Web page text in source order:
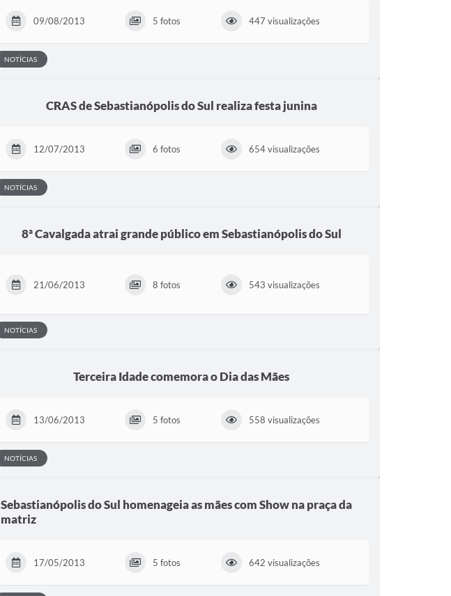
09/08/2013 5 fotos 447 visualizações
NOTÍCIAS
CRAS de Sebastianópolis do Sul realiza festa junina
12/07/2013 6 fotos 654 visualizações
NOTÍCIAS
8ª Cavalgada atrai grande público em Sebastianópolis do Sul
21/06/2013 8 fotos 543 visualizações
NOTÍCIAS
Terceira Idade comemora o Dia das Mães
13/06/2013 5 fotos 558 visualizações
NOTÍCIAS
Sebastianópolis do Sul homenageia as mães com Show na praça da
matriz
17/05/2013 5 fotos 642 visualizações